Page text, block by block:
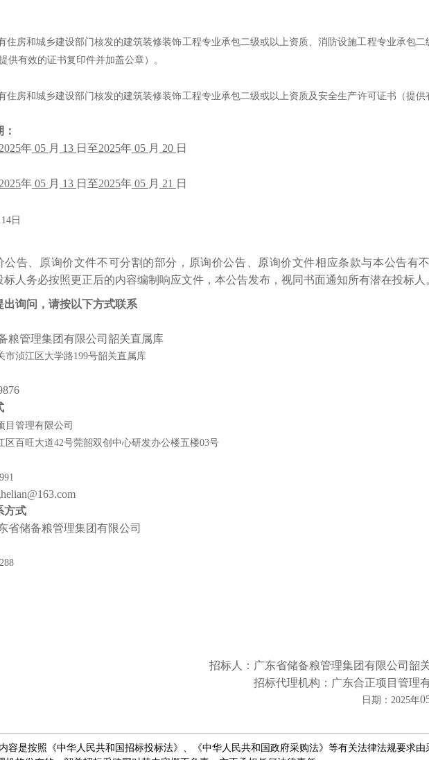
住房和城乡建设部门核发的建筑装修装饰工程专业承包二级或以上资质、消防设施工程专业承包二
供有效的证书复印件并加盖公章）。
住房和城乡建设部门核发的建筑装修装饰工程专业承包二级或以上资质及安全生产许可证书（提供
：
2025年 05 月 13 日至2025年 05 月 20 日
2025年 05 月 13 日至2025年 05 月 21 日
14 日
公告、原询价文件不可分割的部分，原询价公告、原询价文件相应条款与本公告有
标人 务必按照更正后的内容编制响应文件，本公告发布，视同书面通知所有潜在投标人
出询问，请按以下方式联系
粮管理集团有限公司 韶关直属库
市浈江区大学路199号韶关直属库
目管理有限公司
区百旺大道42号莞韶双创中心研发办公楼五楼03号
方式
省储备粮管理集团有限公司
招标 人： 广东省储备粮管理集团有限公司 韶
招标代理机构： 广东合正项目管理
日期： 2025年
容是按照《中华人民共和国招标投标法》、《中华人民共和国政府采购法》等有关法律法规要求由